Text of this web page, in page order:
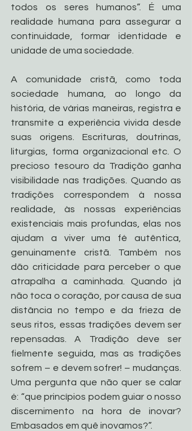
todos os seres humanos”. É uma
realidade humana para assegurar a
continuidade, formar identidade e
unidade de uma sociedade.
A comunidade cristã, como toda
sociedade humana, ao longo da
história, de várias maneiras, registra e
transmite a experiência vivida desde
suas origens. Escrituras, doutrinas,
liturgias, forma organizacional etc. O
precioso tesouro da Tradição ganha
visibilidade nas tradições. Quando as
tradições correspondem à nossa
realidade, às nossas experiências
existenciais mais profundas, elas nos
ajudam a viver uma fé autêntica,
genuinamente cristã. Também nos
dão criticidade para perceber o que
atrapalha a caminhada. Quando já
não toca o coração, por causa de sua
distância no tempo e da frieza de
seus ritos, essas tradições devem ser
repensadas. A Tradição deve ser
fielmente seguida, mas as tradições
sofrem – e devem sofrer! – mudanças.
Uma pergunta que não quer se calar
é: “que princípios podem guiar o nosso
discernimento na hora de inovar?
Embasados em quê inovamos?”.